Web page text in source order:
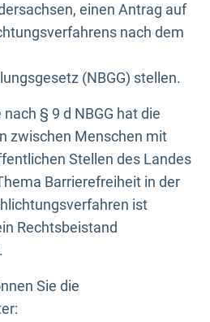
einen Antrag auf
nach dem
(NBGG) stellen.
§ 9 d NBGG hat die
zwischen Menschen mit
Stellen des Landes
Barrierefreiheit in der
ist
Rechtsbeistand
Sie die